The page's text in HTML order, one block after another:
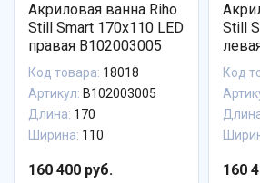
Акриловая ванна Riho
Still Smart 170х110 LED
правая B102003005
Код товара: 18018
Артикул: B102003005
Длина: 170
Ширина: 110
160 400 руб.
Still
Код
160